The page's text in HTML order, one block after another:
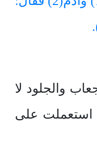
والجلود لا
استعملت على